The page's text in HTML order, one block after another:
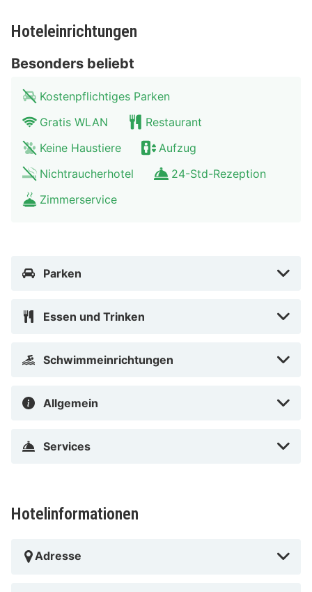
einen LED-Fernseher bieten, wie zu Hause. Es gibt
einen kostenfreien Internetzugang per Kabel und
Duschen, Designer-Toilettenartikel und Haartrockner.
Zur Austattung gehören Telefone ebenso wie Safes in
Laptop-Größe und Schreibtische.
Entfernungen werden bis auf 0,1 Kilometer gerundet.
Market Hall – 0,1 km Avenyn (Einkaufsmeile) – 0,2 km
Kungsgatan – 0,2 km Dom zu Göteborg – 0,3 km Old
km Rathaus von Göteborg – 0,5 km Gustav Adolfs Torg
Rosenlunds – 0,6 km Alfons Åbergs Kulturhus – 0,6 km
Landvetter (GOT) – 26,2 km
Avalon Hotel besticht durch eine zentrale Lage in
Vergnügungspark und Market Hall. Dieses Hotel mit 4
Sternen ist 1,6 km von Scandinavium und 1,7 km von
In Göteborg (Stadtzentrum von Göteborg)
Hoteleinrichtungen
Besonders beliebt
Kostenpflichtiges Parken
Gratis WLAN
Restaurant
Keine Haustiere
Aufzug
Nichtraucherhotel
24-Std-Rezeption
Zimmerservice
Parken
Essen und Trinken
Schwimmeinrichtungen
Allgemein
Services
Hotelinformationen
Adresse